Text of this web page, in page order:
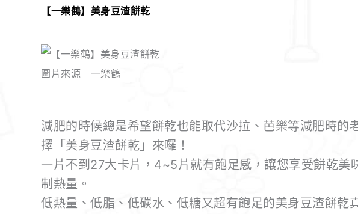
【一樂鶴】美身豆渣餅乾
圖片來源 一樂鶴
減肥的時候總是希望餅乾也能取代沙拉、芭樂等減肥時的
擇「美身豆渣餅乾」來囉！
一片不到27大卡片，4~5片就有飽足感，讓您享受餅乾美
制熱量。
低熱量、低脂、低碳水、低糖又超有飽足的美身豆渣餅乾